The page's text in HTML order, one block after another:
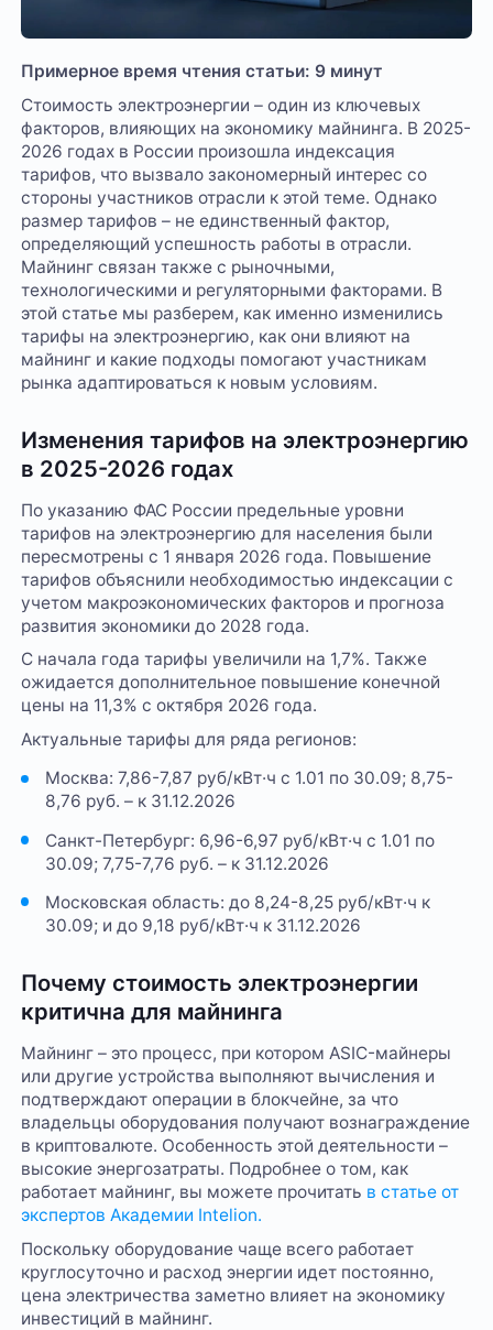
Примерное время чтения статьи: 9 минут
Стоимость электроэнергии – один из ключевых
факторов, влияющих на экономику майнинга. В 2025-
2026 годах в России произошла индексация
тарифов, что вызвало закономерный интерес со
стороны участников отрасли к этой теме. Однако
размер тарифов – не единственный фактор,
определяющий успешность работы в отрасли.
Майнинг связан также с рыночными,
технологическими и регуляторными факторами. В
этой статье мы разберем, как именно изменились
тарифы на электроэнергию, как они влияют на
майнинг и какие подходы помогают участникам
рынка адаптироваться к новым условиям.
Изменения тарифов на электроэнергию
в 2025-2026 годах
По указанию ФАС России предельные уровни
тарифов на электроэнергию для населения были
пересмотрены с 1 января 2026 года. Повышение
тарифов объяснили необходимостью индексации с
учетом макроэкономических факторов и прогноза
развития экономики до 2028 года.
С начала года тарифы увеличили на 1,7%. Также
ожидается дополнительное повышение конечной
цены на 11,3% с октября 2026 года.
Актуальные тарифы для ряда регионов:
Москва: 7,86-7,87 руб/кВт·ч с 1.01 по 30.09; 8,75-
8,76 руб. – к 31.12.2026
Санкт-Петербург: 6,96-6,97 руб/кВт·ч с 1.01 по
30.09; 7,75-7,76 руб. – к 31.12.2026
Московская область: до 8,24-8,25 руб/кВт·ч к
30.09; и до 9,18 руб/кВт·ч к 31.12.2026
Почему стоимость электроэнергии
критична для майнинга
Майнинг – это процесс, при котором ASIC-майнеры
или другие устройства выполняют вычисления и
подтверждают операции в блокчейне, за что
владельцы оборудования получают вознаграждение
в криптовалюте. Особенность этой деятельности –
высокие энергозатраты. Подробнее о том, как
работает майнинг, вы можете прочитать в статье от
экспертов Академии Intelion.
Поскольку оборудование чаще всего работает
круглосуточно и расход энергии идет постоянно,
цена электричества заметно влияет на экономику
инвестиций в майнинг.